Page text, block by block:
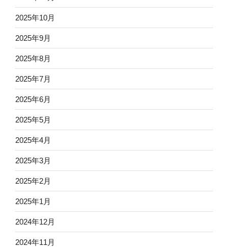
2025年10月
2025年9月
2025年8月
2025年7月
2025年6月
2025年5月
2025年4月
2025年3月
2025年2月
2025年1月
2024年12月
2024年11月